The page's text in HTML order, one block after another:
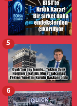
5
6